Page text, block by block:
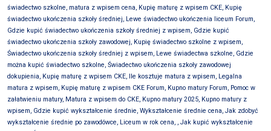
świadectwo szkolne, matura z wpisem cena, Kupię maturę z wpisem CKE, Kupię
świadectwo ukończenia szkoły średniej, Lewe świadectwo ukończenia liceum Forum,
Gdzie kupić świadectwo ukończenia szkoły średniej z wpisem, Gdzie kupić
świadectwo ukończenia szkoły zawodowej, Kupię świadectwo szkolne z wpisem,
Świadectwo ukończenia szkoły średniej z wpisem, Lewe świadectwa szkolne, Gdzie
można kupić świadectwo szkolne, Świadectwo ukończenia szkoły zawodowej
dokupienia, Kupię maturę z wpisem CKE, Ile kosztuje matura z wpisem, Legalna
matura z wpisem, Kupię maturę z wpisem CKE Forum, Kupno matury Forum, Pomoc w
załatwieniu matury, Matura z wpisem do CKE, Kupno matury 2025, Kupno matury z
wpisem, Gdzie kupić wykształcenie średnie, Wykształcenie średnie cena, Jak zdobyć
wykształcenie średnie po zawodówce, Liceum w rok cena, , Jak kupić wykształcenie